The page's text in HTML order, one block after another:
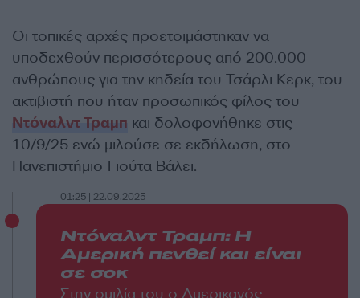
Οι τοπικές αρχές προετοιμάστηκαν να
υποδεχθούν περισσότερους από 200.000
ανθρώπους για την κηδεία του Τσάρλι Κερκ, του
ακτιβιστή που ήταν προσωπικός φίλος του
Ντόναλντ Τραμπ και δολοφονήθηκε στις
10/9/25 ενώ μιλούσε σε εκδήλωση, στο
Πανεπιστήμιο Γιούτα Βάλει.
01:25 | 22.09.2025
Ντόναλντ Τραμπ: Η
Αμερική πενθεί και είναι
σε σοκ
Στην ομιλία του ο Αμερικανός